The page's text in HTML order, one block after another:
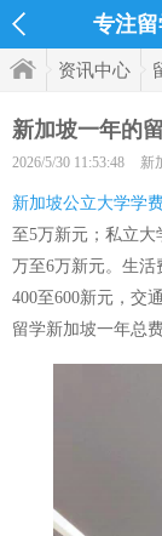
专注
资讯中心
新加坡一年的
2026/5/30 11:53:48 新
新加坡公立大学学
至5万新元；私立
万至6万新元。生活
400至600新元，交
留学新加坡一年总